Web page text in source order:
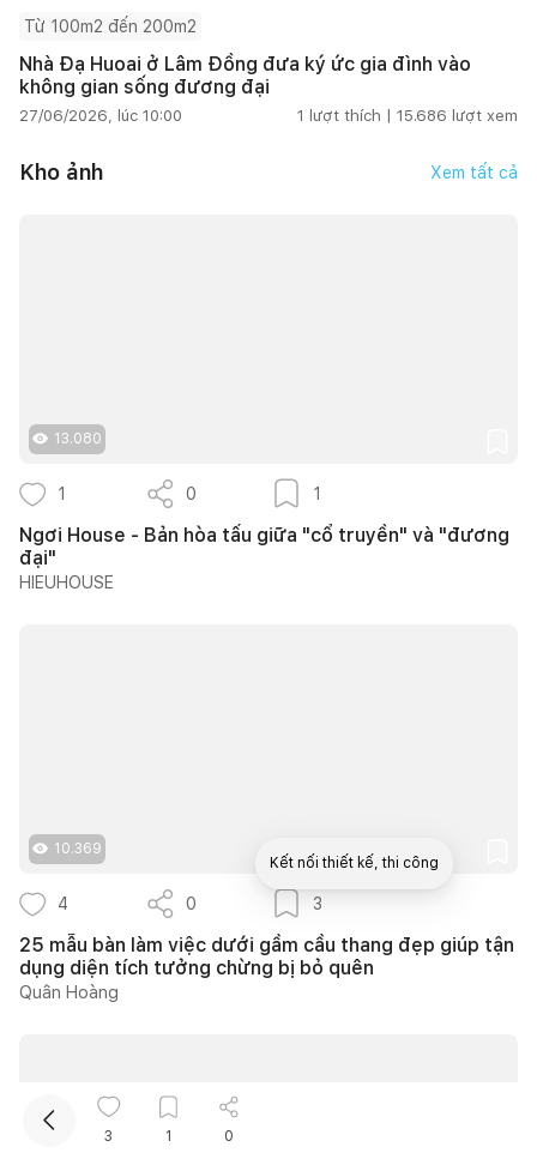
Từ 100m2 đến 200m2
Nhà Đạ Huoai ở Lâm Đồng đưa ký ức gia đình vào
không gian sống đương đại
27/06/2026, lúc 10:00 1 lượt thích | 15.686 lượt xem
Kho ảnh Xem tất cả
13.080
1 0 1
Ngơi House - Bản hòa tấu giữa "cổ truyền" và "đương
đại"
HIEUHOUSE
10.369
4 0 3
25 mẫu bàn làm việc dưới gầm cầu thang đẹp giúp tận
dụng diện tích tưởng chừng bị bỏ quên
Quân Hoàng
3 1 0
Kết nối thiết kế, thi công
Mua sắm hoàn thiện nhà